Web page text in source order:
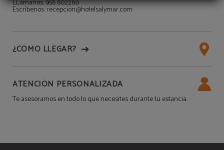
LLámanos: 956 802260
Escríbenos: recepcion@hotelsalymar.com
¿CÓMO LLEGAR?
ATENCIÓN PERSONALIZADA
Te asesoramos en todo lo que necesites durante tu estancia.